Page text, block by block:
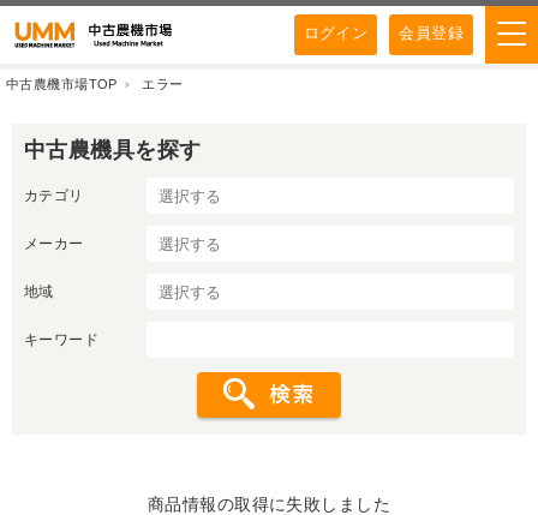
ログイン 会員登録
中古農機市場TOP エラー
中古農機具を探す
カテゴリ
メーカー
地域
キーワード
商品情報の取得に失敗しました